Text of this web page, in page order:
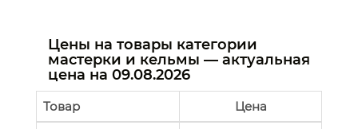
Цены на товары категории
мастерки и кельмы — актуальная
цена на 09.08.2026
Товар Цена